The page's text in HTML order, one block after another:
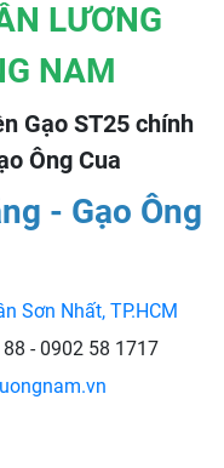
LƯƠNG
NAM
Gạo ST25 chính
Ông Cua
- Gạo Ông
Sơn Nhất, TP.HCM
- 0902 58 1717